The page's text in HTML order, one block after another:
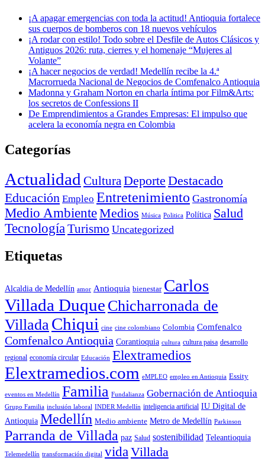
¡A apagar emergencias con toda la actitud! Antioquia fortalece
sus cuerpos de bomberos con 18 nuevos vehículos
¡A rodar con estilo! Todo sobre el Desfile de Autos Clásicos y
Antiguos 2026: ruta, cierres y el homenaje “Mujeres al
Volante”
¡A hacer negocios de verdad! Medellín recibe la 4.ª
Macrorrueda Nacional de Negocios de Comfenalco Antioquia
Madonna y Graham Norton en charla íntima por Film&Arts:
los secretos de Confessions II
De Emprendimientos a Grandes Empresas: El impulso que
acelera la economía negra en Colombia
Categorías
Actualidad Cultura Deporte Destacado
Educación Empleo Entretenimiento Gastronomía
Medio AmbienteMedios Música Politica Política Salud
Tecnología Turismo Uncategorized
Etiquetas
Alcaldia de Medellín amor Antioquia bienestar Carlos
Villada Duque Chicharronada de
Villada Chiqui cine cine colombiano Colombia Comfenalco
Comfenalco Antioquia Corantioquia cultura cultura paisa desarrollo
regional economía circular Educación Elextramedios
Elextramedios.com eMPLEO empleo en Antioquia Essity
eventos en Medellín Familia Fundalianza Gobernación de Antioquia
Grupo Familia inclusión laboral INDER Medellín inteligencia artificial IU Digital de
Antioquia Medellín Medio ambiente Metro de Medellín Parkinson
Parranda de Villada paz Salud sostenibilidad Teleantioquia
Telemedellín transformación digital vida Villada